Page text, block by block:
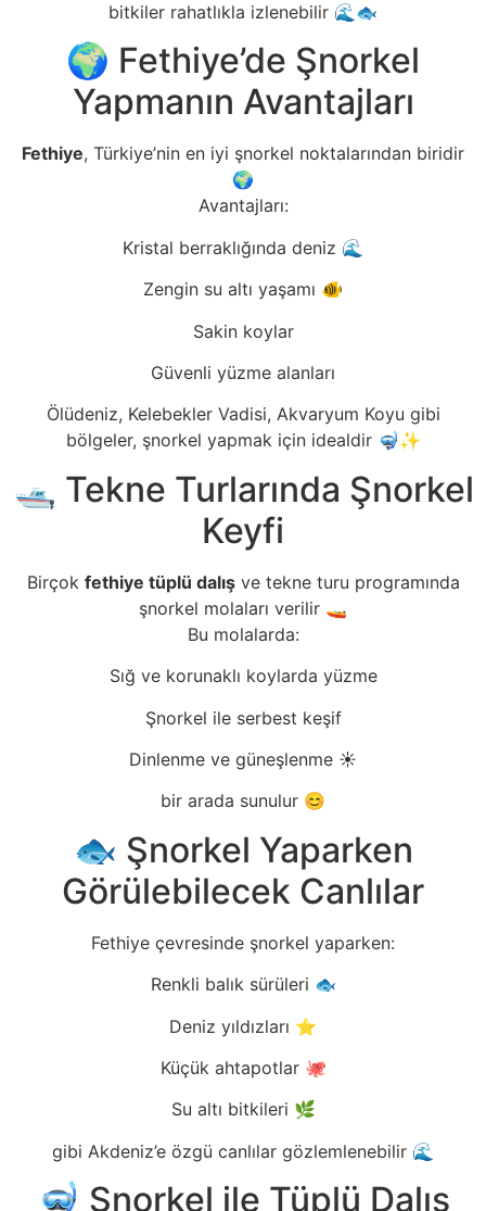
bitkiler rahatlıkla izlenebilir 🌊🐟
🌍 Fethiye’de Şnorkel
Yapmanın Avantajları
Fethiye, Türkiye’nin en iyi şnorkel noktalarından biridir
🌍
Avantajları:
Kristal berraklığında deniz 🌊
Zengin su altı yaşamı 🐠
Sakin koylar
Güvenli yüzme alanları
Ölüdeniz, Kelebekler Vadisi, Akvaryum Koyu gibi
bölgeler, şnorkel yapmak için idealdir 🤿✨
🛥️ Tekne Turlarında Şnorkel
Keyfi
Birçok fethiye tüplü dalışve tekne turu programında
şnorkel molaları verilir 🚤
Bu molalarda:
Sığ ve korunaklı koylarda yüzme
Şnorkel ile serbest keşif
Dinlenme ve güneşlenme ☀️
bir arada sunulur 😊
🐟 Şnorkel Yaparken
Görülebilecek Canlılar
Fethiye çevresinde şnorkel yaparken:
Renkli balık sürüleri 🐟
Deniz yıldızları ⭐
Küçük ahtapotlar 🐙
Su altı bitkileri 🌿
gibi Akdeniz’e özgü canlılar gözlemlenebilir 🌊
🤿 Şnorkel ile Tüplü Dalış